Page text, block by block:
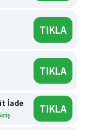
TIKLA
TIKLA
İade TIKLA